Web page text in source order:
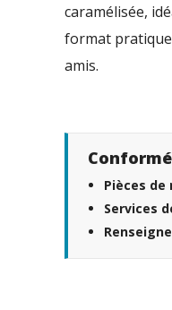
caramélisée,
format
amis.
Pièces de
Services